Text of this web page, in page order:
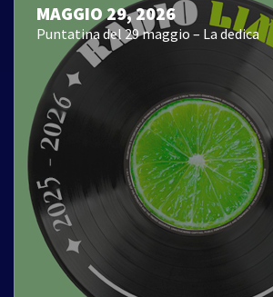
MAGGIO 29, 2026
Puntatina del 29 maggio – La dedica